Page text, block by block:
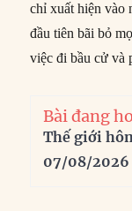
chỉ xuất hiện vào
đầu tiên bãi bỏ
việc đi bầu cử và
Bài đang
Thế giới
07/08/2026